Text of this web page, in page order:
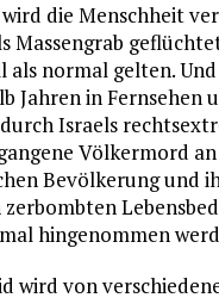
die Menschheit
Massengrab
als normal gelten.
Jahren in Fernsehen
Israels
Völkermord
Bevölkerung und
hingenommen
wird von